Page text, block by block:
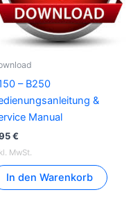
– B250
&
Manual
€
MwSt.
In den Warenkorb